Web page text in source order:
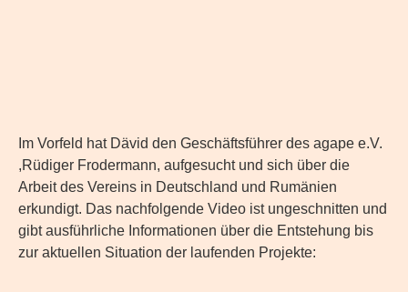
Im Vorfeld hat Dävid den Geschäftsführer des agape e.V.
,Rüdiger Frodermann, aufgesucht und sich über die
Arbeit des Vereins in Deutschland und Rumänien
erkundigt. Das nachfolgende Video ist ungeschnitten und
gibt ausführliche Informationen über die Entstehung bis
zur aktuellen Situation der laufenden Projekte: